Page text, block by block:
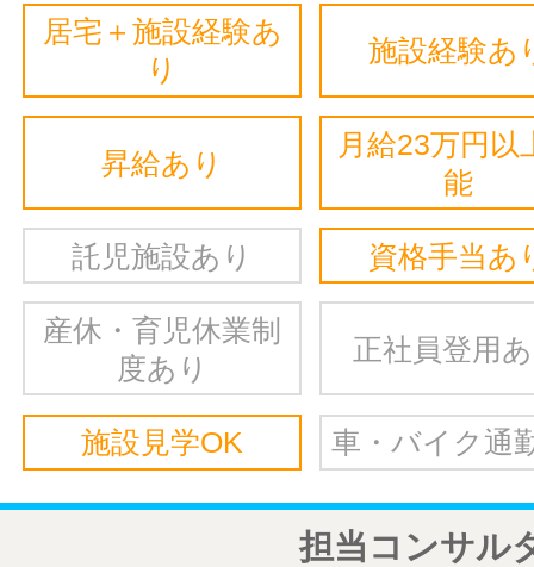
居宅＋施設経験あ
り
施設経験あ
昇給あり
月給23万円以
能
託児施設あり 資格手当あ
産休・育児休業制
度あり
正社員登用
施設見学OK 車・バイク通
担当コンサル